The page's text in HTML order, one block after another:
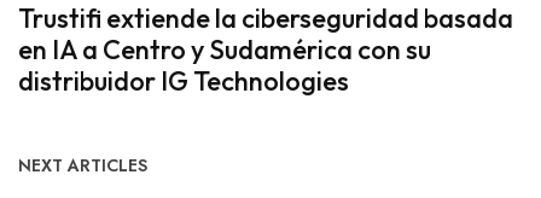
Trustifi extiende la ciberseguridad basada
en IA a Centro y Sudamérica con su
distribuidor IG Technologies
NEXT ARTICLES